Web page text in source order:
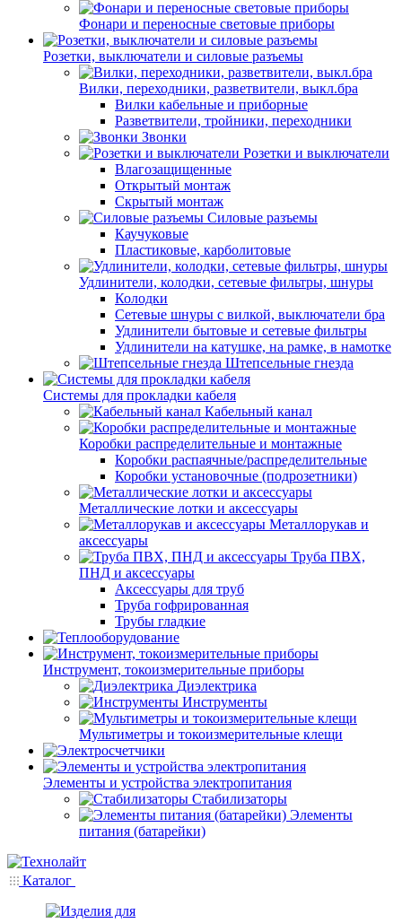
Фонари и переносные световые приборы
Розетки, выключатели и силовые разъемы
Вилки, переходники, разветвители, выкл.бра
Вилки кабельные и приборные
Разветвители, тройники, переходники
Звонки
Розетки и выключатели
Влагозащищенные
Открытый монтаж
Скрытый монтаж
Силовые разъемы
Каучуковые
Пластиковые, карболитовые
Удлинители, колодки, сетевые фильтры, шнуры
Колодки
Сетевые шнуры с вилкой, выключатели бра
Удлинители бытовые и сетевые фильтры
Удлинители на катушке, на рамке, в намотке
Штепсельные гнезда
Системы для прокладки кабеля
Кабельный канал
Коробки распределительные и монтажные
Коробки распаячные/распределительные
Коробки установочные (подрозетники)
Металлические лотки и аксессуары
Металлорукав и
аксессуары
Труба ПВХ,
ПНД и аксессуары
Аксессуары для труб
Труба гофрированная
Трубы гладкие
Инструмент, токоизмерительные приборы
Диэлектрика
Инструменты
Мультиметры и токоизмерительные клещи
Элементы и устройства электропитания
Стабилизаторы
Элементы
питания (батарейки)
Каталог